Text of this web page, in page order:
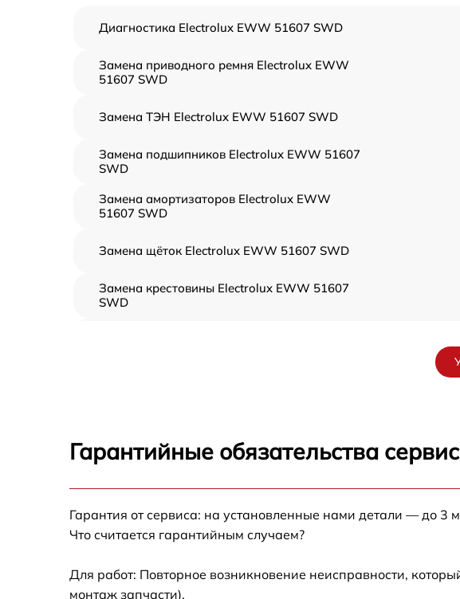
Диагностика Electrolux EWW 51607 SWD
Замена приводного ремня Electrolux EWW
51607 SWD
Замена ТЭН Electrolux EWW 51607 SWD
Замена подшипников Electrolux EWW 51607
SWD
Замена амортизаторов Electrolux EWW
51607 SWD
Замена щёток Electrolux EWW 51607 SWD
Замена крестовины Electrolux EWW 51607
SWD
51607 SWD
Electrolux EWW 51607 SWD
Замена УБЛ Electrolux EWW 51607 SWD
Замена циркуляционного насоса Electrolux
EWW 51607 SWD
Гарантийные обязательства
Гарантия от сервиса: на установленные нами детали — до 3
Что считается гарантийным случаем?
Для работ: Повторное возникновение неисправности,
монтаж запчасти).